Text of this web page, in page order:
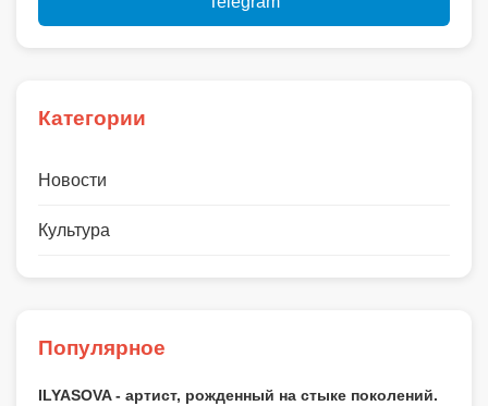
Категории
Новости
Культура
Популярное
ILYASOVA - артист, рожденный на стыке поколений.